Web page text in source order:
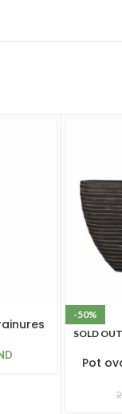
-50%
SOLD OUT
Pot